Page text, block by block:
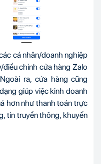
cá nhân/doanh nghiệp
chỉnh cửa hàng Zalo
ra, cửa hàng cũng
giúp việc kinh doanh
hơn như thanh toán trực
tin truyền thông, khuyến